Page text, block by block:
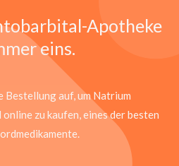
Apotheke
eins.
Bestellung auf, um Natrium
zu kaufen, eines der besten